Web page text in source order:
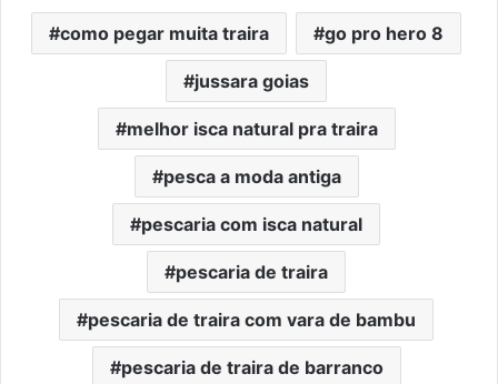
como pegar muita traira go pro hero 8
jussara goias
melhor isca natural pra traira
pesca a moda antiga
pescaria com isca natural
pescaria de traira
pescaria de traira com vara de bambu
pescaria de traira de barranco